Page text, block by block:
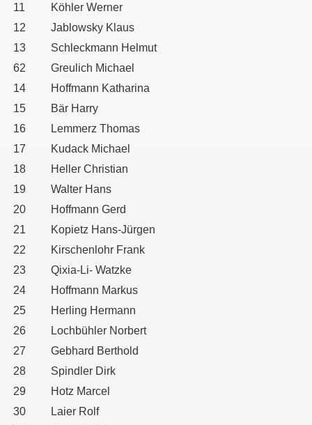
11
Köhler Werner
12
Jablowsky Klaus
13
Schleckmann Helmut
62
Greulich Michael
14
Hoffmann Katharina
15
Bär Harry
16
Lemmerz Thomas
17
Kudack Michael
18
Heller Christian
19
Walter Hans
20
Hoffmann Gerd
21
Kopietz Hans-Jürgen
22
Kirschenlohr Frank
23
Qixia-Li- Watzke
24
Hoffmann Markus
25
Herling Hermann
26
Lochbühler Norbert
27
Gebhard Berthold
28
Spindler Dirk
29
Hotz Marcel
30
Laier Rolf